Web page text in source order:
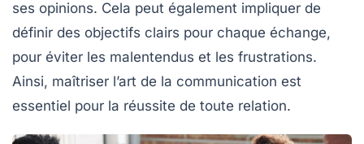
ses opinions. Cela peut également impliquer de
définir des objectifs clairs pour chaque échange,
pour éviter les malentendus et les frustrations.
Ainsi, maîtriser l’art de la communication est
essentiel pour la réussite de toute relation.